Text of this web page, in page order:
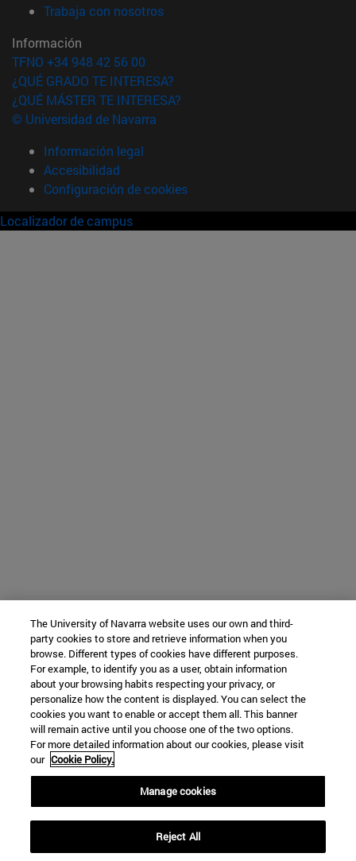
Trabaja con nosotros(abre en nueva ventana)
Información
TFNO +34 948 42 56 00
¿QUÉ GRADO TE INTERESA?
¿QUÉ MÁSTER TE INTERESA?
© Universidad de Navarra
Información legal
Accesibilidad
Configuración de cookies
Localizador de campus
The University of Navarra website uses our own and third-
party cookies to store and retrieve information when you
browse. Different types of cookies have different purposes.
For example, to identify you as a user, obtain information
about your browsing habits respecting your privacy, or
personalize how the content is displayed. You can select the
cookies you want to enable or accept them all. This banner
will remain active until you choose one of the two options.
For more detailed information about our cookies, please visit
our Cookie Policy.
Manage cookies
Reject All